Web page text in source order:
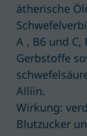
ätherische
A , B6 und C,
Gerbstoffe
Alliin.
Wirkung:
Blutzucker